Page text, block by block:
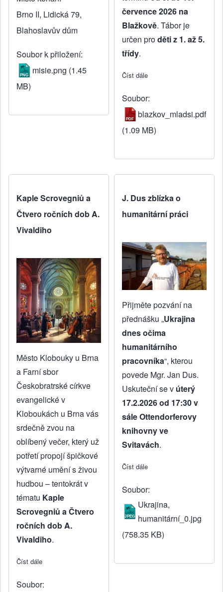
Brno II, Lidická 79,
Blahoslavův dům
Soubor k přiložení
misie.png (1.45
MB)
července 2026 na
Blažkově. Tábor je
určen proděti z 1. až 5.
třídy.
Číst dále
Soubor
blazkov_mladsi.pdf
(1.09 MB)
Kaple Scrovegniů a
Čtvero ročních dob A.
Vivaldiho
Město Klobouky u Brna
a Farní sbor
Českobratrské církve
evangelické v
Kloboukách u Brna vás
srdečně zvou na
oblíbený večer, který už
potřetí propojí špičkové
výtvarné umění s živou
hudbou – tentokrát v
tématu Kaple
Scrovegniů a Čtvero
ročních dob A.
Vivaldiho.
Číst dále about Kaple Scrovegniů a Čtvero ročních dob A. Vivaldiho
Soubor
J. Dus zblízka o
humanitární práci
Přijměte pozvání na
přednášku „Ukrajina
dnes očima
humanitárního
pracovníka“, kterou
povede Mgr. Jan Dus.
Uskuteční se v úterý
17.2.2026 od 17:30 v
sále Ottendorferovy
knihovny ve
Svitavách.
Číst dále
Soubor
Ukrajina,
humanitární_0.jpg
(758.35 KB)